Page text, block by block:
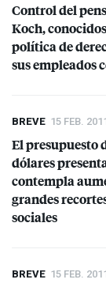
Control del
Koch,
política de
sus empleados
BREVE 15 FEB.
El presupuesto
dólares
contempla
grandes
sociales
BREVE 15 FEB.